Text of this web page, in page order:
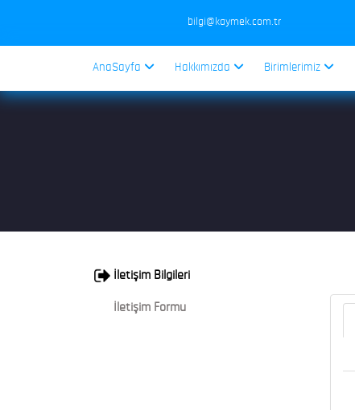
bilgi@kaymek.com.tr
AnaSayfa Hakkımızda Birimlerimiz
İletişim Bilgileri
İletişim Formu